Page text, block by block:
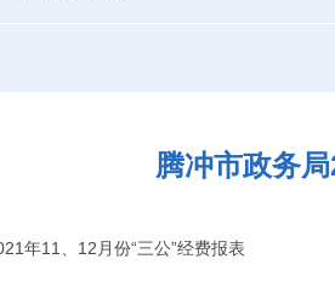
腾冲市政务
年11、12月份“三公”经费报表